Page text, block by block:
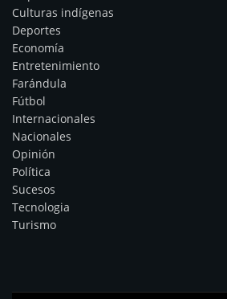
Culturas indígenas
Deportes
Economía
Entretenimiento
Farándula
Fútbol
Internacionales
Nacionales
Opinión
Política
Sucesos
Tecnologia
Turismo